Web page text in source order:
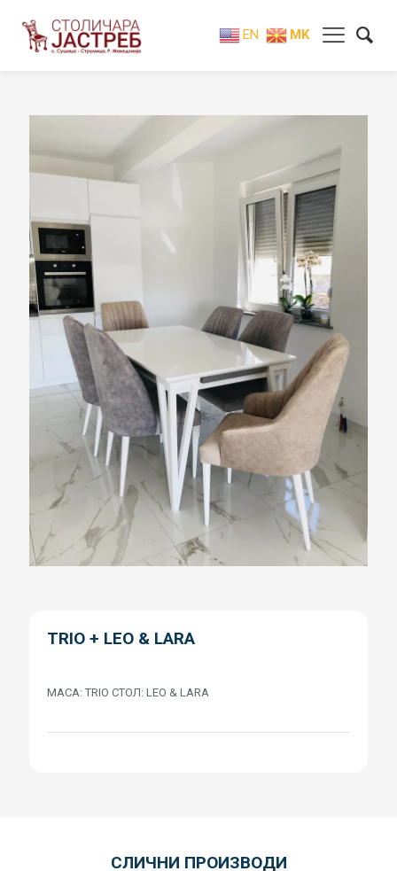
EN MK
TRIO + LEO & LARA
МАСА: TRIO СТОЛ: LEO & LARA
СЛИЧНИ ПРОИЗВОДИ